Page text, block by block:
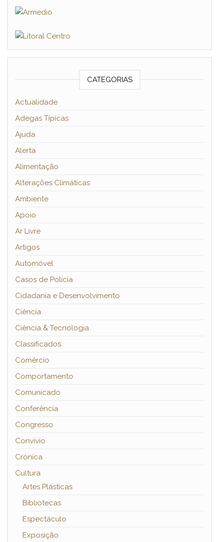
CATEGORIAS
Actualidade
Adegas Típicas
Ajuda
Alerta
Alimentação
Alterações Climáticas
Ambiente
Apoio
Ar Livre
Artigos
Automóvel
Casos de Polícia
Cidadania e Desenvolvimento
Ciência
Ciência & Tecnologia
Classificados
Comércio
Comportamento
Comunicado
Conferência
Congresso
Convívio
Crónica
Cultura
Artes Plásticas
Bibliotecas
Espectáculo
Exposição